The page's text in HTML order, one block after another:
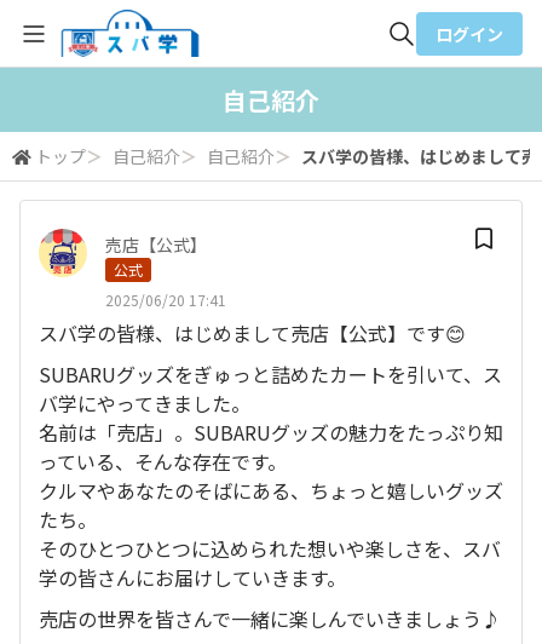
検索
ログイン
自己紹介
トップ＞ 自己紹介＞ 自己紹介＞ スバ学の皆様、はじめまして
売店【公式】
公式
2025/06/20 17:41
スバ学の皆様、はじめまして売店【公式】です😊
SUBARUグッズをぎゅっと詰めたカートを引いて、ス
バ学にやってきました。
名前は「売店」。SUBARUグッズの魅力をたっぷり知
っている、そんな存在です。
クルマやあなたのそばにある、ちょっと嬉しいグッズ
たち。
そのひとつひとつに込められた想いや楽しさを、スバ
学の皆さんにお届けしていきます。
売店の世界を皆さんで一緒に楽しんでいきましょう♪